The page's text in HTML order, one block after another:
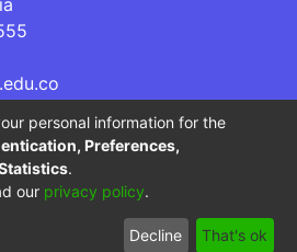
una Institución de Educación
sujeta a inspección y vigilancia
de Educación Nacional.
End User
Send
personal information for the
Preferences,
.
our privacy policy.
Decline That's ok